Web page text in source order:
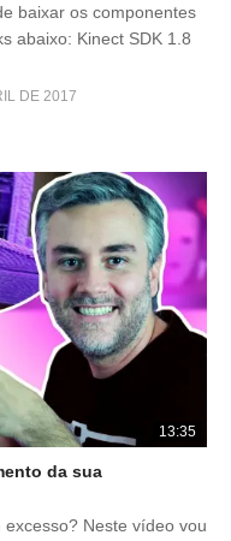
baixar os componentes
abaixo: Kinect SDK 1.8
DE 2017
13:35
da sua
Neste vídeo vou